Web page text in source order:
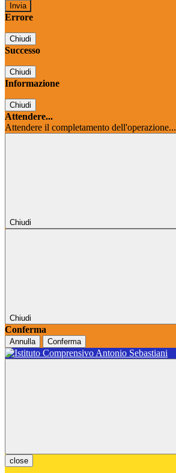
Errore
Chiudi
Successo
Chiudi
Informazione
Chiudi
Attendere...
Attendere il completamento dell'operazione...
Chiudi
Chiudi
Conferma
Annulla Conferma
close